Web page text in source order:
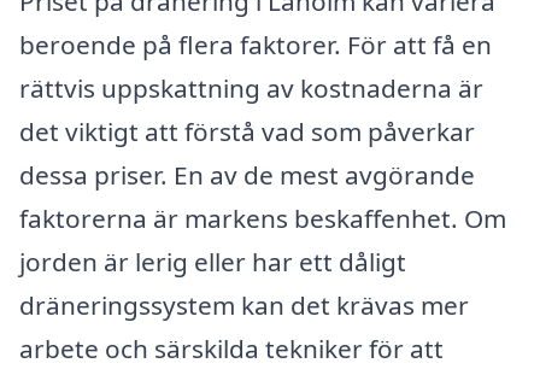
beroende på flera faktorer. För att få en
rättvis uppskattning av kostnaderna är
det viktigt att förstå vad som påverkar
dessa priser. En av de mest avgörande
faktorerna är markens beskaffenhet. Om
jorden är lerig eller har ett dåligt
dräneringssystem kan det krävas mer
arbete och särskilda tekniker för att